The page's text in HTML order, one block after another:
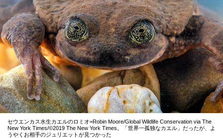
セウエンカス水生カエルのロミオ=Robin Moore/Global Wildlife Conservation via The
New York Times/©2019 The New York Times。「世界一孤独なカエル」だったが、よ
うやくお相手のジュリエットが見つかった